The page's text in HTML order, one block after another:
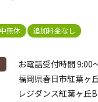
無休
追加料金なし
お電話受付時間 9:00
福岡県春日市紅葉ヶ
レジダンス紅葉ヶ丘